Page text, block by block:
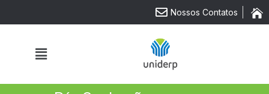
Nossos Contatos